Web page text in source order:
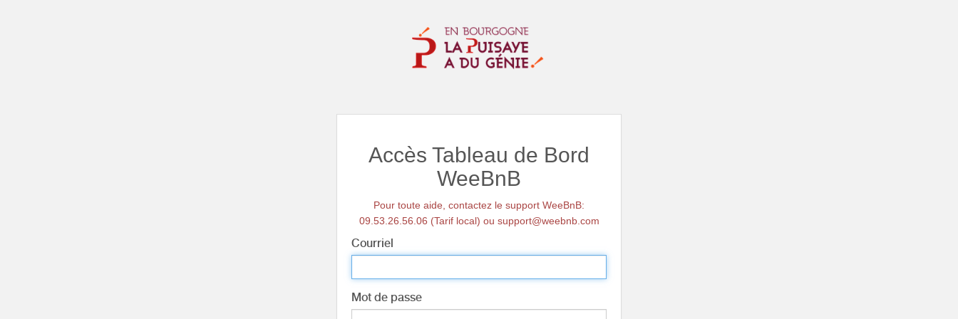
Accès Tableau de Bord
WeeBnB
Pour toute aide, contactez le support WeeBnB:
09.53.26.56.06 (Tarif local) ou support@weebnb.com
Courriel
Mot de passe